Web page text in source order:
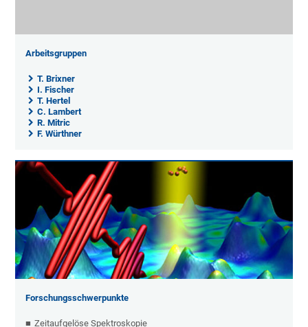
Arbeitsgruppen
T. Brixner
I. Fischer
T. Hertel
C. Lambert
R. Mitric
F. Würthner
Forschungsschwerpunkte
Zeitaufgelöse Spektroskopie